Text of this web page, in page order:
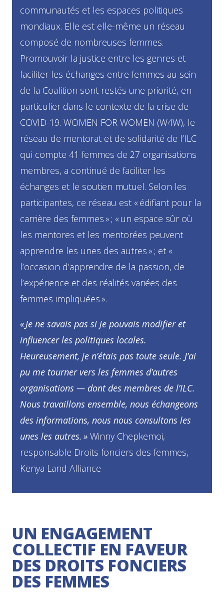
communautés et les espaces politiques
mondiaux. Elle est elle-même un réseau
composé de nombreuses femmes.
Promouvoir la justice entre les genres et
faciliter les échanges entre femmes au sein
de la Coalition sont restés une priorité, en
particulier dans le contexte de la crise de
COVID-19. WOMEN FOR WOMEN (W4W), le
réseau de mentorat et de solidarité de l’ILC
qui compte 41 femmes de 27 organisations
membres, a continué de faciliter les
échanges et le soutien mutuel. Selon les
participantes, ce réseau est « édifiant pour la
carrière des femmes » ; « un espace sûr où
les mentores et les mentorées peuvent
apprendre les unes des autres » ; et «
l’occasion d’apprendre de la passion, de
l’expérience et des réalités variées des
femmes impliquées ».
« Je ne savais pas si je pouvais modifier et
influencer les politiques locales.
Heureusement, je n’étais pas toute seule. J’ai
pu me tourner vers les femmes d’autres
organisations — dont des membres de l’ILC.
Nous travaillons ensemble, nous échangeons
des informations, nous nous consultons les
unes les autres. » Winny Chepkemoi,
responsable Droits fonciers des femmes,
Kenya Land Alliance
UN ENGAGEMENT
COLLECTIF EN FAVEUR
DES DROITS FONCIERS
DES FEMMES